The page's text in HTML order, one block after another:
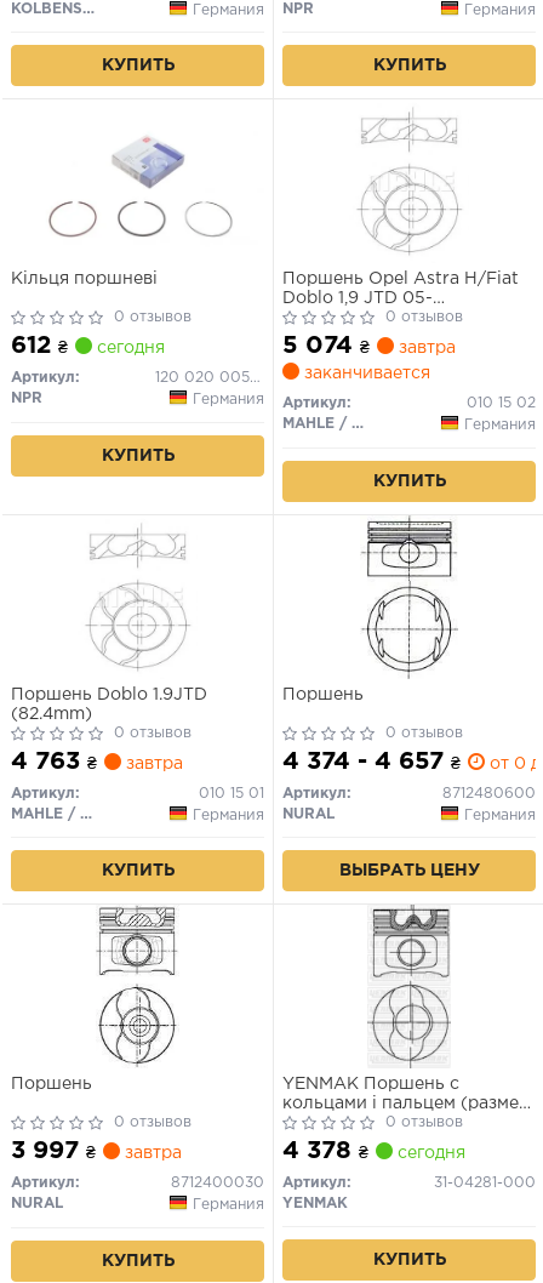
KOLBENSCHMIDT
Германия
КУПИТЬ
NPR
Германия
КУПИТЬ
Кільця поршневі
0 отзывов
612 ₴ сегодня
Артикул:
120 020 0058 20
NPR
Германия
КУПИТЬ
Поршень Opel Astra H/Fiat
Doblo 1,9 JTD 05-
(82.6mm/+0.6)0 отзывов
5 074 ₴
завтра
заканчивается
Артикул:
010 15 02
MAHLE / KNECHT
Германия
КУПИТЬ
Поршень Doblo 1.9JTD
(82.4mm)
0 отзывов
4 763 ₴ завтра
Артикул:
010 15 01
MAHLE / KNECHT
Германия
КУПИТЬ
Поршень
0 отзывов
4 374 - 4 657 ₴ от 0
Артикул:
8712480600
NURAL
Германия
ВЫБРАТЬ ЦЕНУ
Поршень
0 отзывов
3 997 ₴ завтра
Артикул:
8712400030
NURAL
Германия
КУПИТЬ
YENMAK Поршень с
кольцами і пальцем (размер
отв. 82 / STD) Opel VECTRA
C 1.9CDTi (4цл.) (AR 37101,
939 A1.000, M 724 MT 19.Z, M
724 RT 19 /…)
0 отзывов
4 378 ₴ сегодня
Артикул:
31-04281-000
YENMAK
КУПИТЬ